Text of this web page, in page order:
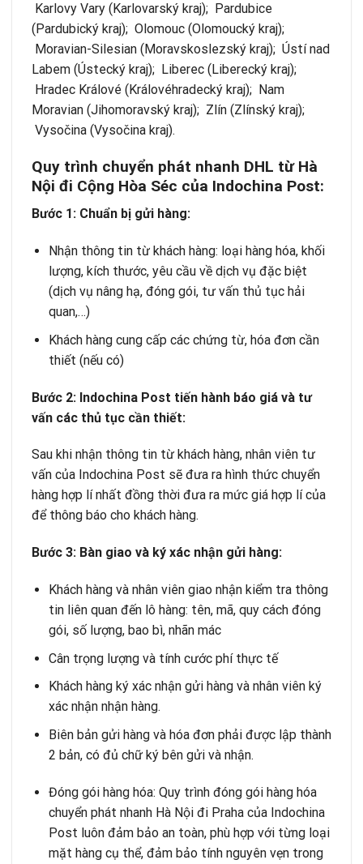
Karlovy Vary (Karlovarský kraj); Pardubice
(Pardubický kraj); Olomouc (Olomoucký kraj);
Moravian-Silesian (Moravskoslezský kraj); Ústí nad
Labem (Ústecký kraj); Liberec (Liberecký kraj);
Hradec Králové (Královéhradecký kraj); Nam
Moravian (Jihomoravský kraj); Zlín (Zlínský kraj);
Vysočina (Vysočina kraj).
Quy trình chuyển phát nhanh DHL từ Hà
Nội đi Cộng Hòa Séc của Indochina Post:
Bước 1: Chuẩn bị gửi hàng:
Nhận thông tin từ khách hàng: loại hàng hóa, khối
lượng, kích thước, yêu cầu về dịch vụ đặc biệt
(dịch vụ nâng hạ, đóng gói, tư vấn thủ tục hải
quan,…)
Khách hàng cung cấp các chứng từ, hóa đơn cần
thiết (nếu có)
Bước 2: Indochina Post tiến hành báo giá và tư
vấn các thủ tục cần thiết:
Sau khi nhận thông tin từ khách hàng, nhân viên tư
vấn của Indochina Post sẽ đưa ra hình thức chuyển
hàng hợp lí nhất đồng thời đưa ra mức giá hợp lí của
để thông báo cho khách hàng.
Bước 3: Bàn giao và ký xác nhận gửi hàng:
Khách hàng và nhân viên giao nhận kiểm tra thông
tin liên quan đến lô hàng: tên, mã, quy cách đóng
gói, số lượng, bao bì, nhãn mác
Cân trọng lượng và tính cước phí thực tế
Khách hàng ký xác nhận gửi hàng và nhân viên ký
xác nhận nhận hàng.
Biên bản gửi hàng và hóa đơn phải được lập thành
2 bản, có đủ chữ ký bên gửi và nhận.
Đóng gói hàng hóa: Quy trình đóng gói hàng hóa
chuyển phát nhanh Hà Nội đi Praha của Indochina
Post luôn đảm bảo an toàn, phù hợp với từng loại
mặt hàng cụ thể, đảm bảo tính nguyên vẹn trong